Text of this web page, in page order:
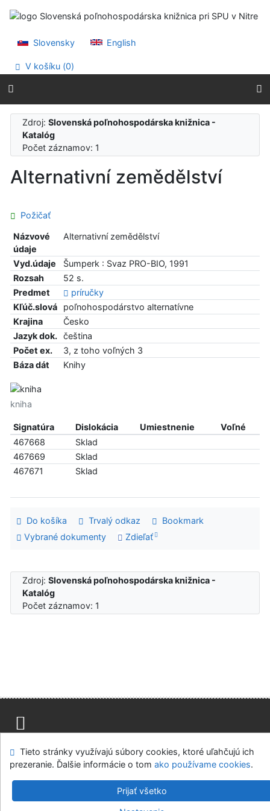
Prejsť na menu
Slovensky
English
V košíku (0)
Zdroj:Slovenská poľnohospodárska knižnica -
Katalóg
Počet záznamov: 1
Alternativní zemědělství
Požičať
Názvové
údaje
Alternativní zemědělství
Vyd.údaje
Šumperk : Svaz PRO-BIO, 1991
Rozsah
52 s.
Predmet
príručky
Kľúč.slová
poľnohospodárstvo alternatívne
Krajina
Česko
Jazyk dok.
čeština
Počet ex.
3, z toho voľných 3
Báza dát
Knihy
kniha
Signatúra Dislokácia Umiestnenie
Voľné
467668
Sklad
467669
Sklad
467671
Sklad
Do košíka Trvalý odkaz
Bookmark
Vybrané dokumenty
Zdieľať
Zdroj:Slovenská poľnohospodárska knižnica -
Katalóg
Počet záznamov: 1
Modul OpenSearch
Napíšte nám Nastavenie cookies
Slovenská poľnohospodárska knižnica pri SPU v Nitre
v.4.8.63a - Cosmotron Slovakia, s.r.o.
Tieto stránky využívajú súbory cookies, ktoré uľahčujú ich
prezeranie. Ďalšie informácie o tom ako používame cookies.
Prijať všetko